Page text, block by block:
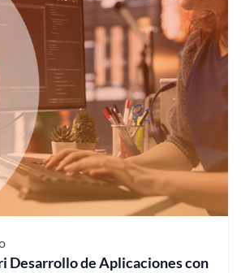
Desarrollo de Aplicaciones con